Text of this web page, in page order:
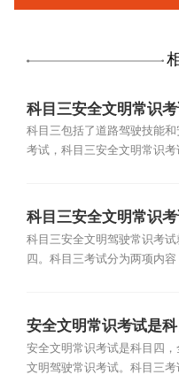
科目三安全文明常识
科目三包括了道路驾驶技能
考试，科目三安全文明常识考
科目三安全文明常识
科目三安全文明驾驶常识考试
四。科目三考试分为两项内容
安全文明常识考试是
安全文明常识考试是科目四
文明驾驶常识考试。科目三考